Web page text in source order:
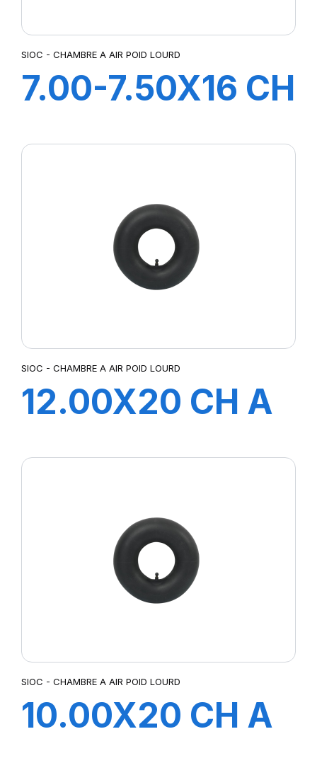
SIOC - CHAMBRE A AIR POID LOURD
7.00-7.50X16 CH
SIOC - CHAMBRE A AIR POID LOURD
12.00X20 CH A
SIOC - CHAMBRE A AIR POID LOURD
10.00X20 CH A